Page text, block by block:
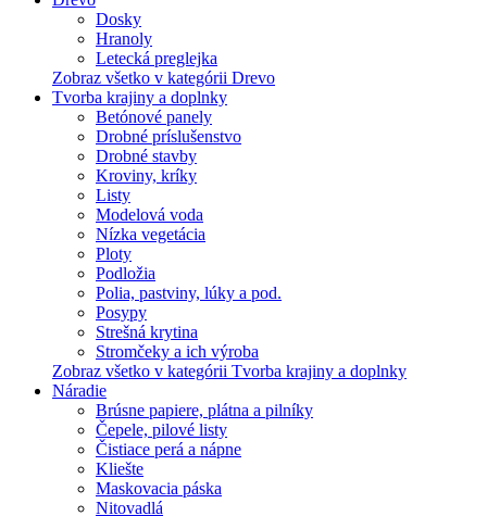
Dosky
Hranoly
Letecká preglejka
Zobraz všetko v kategórii Drevo
Tvorba krajiny a doplnky
Betónové panely
Drobné príslušenstvo
Drobné stavby
Kroviny, kríky
Listy
Modelová voda
Nízka vegetácia
Ploty
Podložia
Polia, pastviny, lúky a pod.
Posypy
Strešná krytina
Stromčeky a ich výroba
Zobraz všetko v kategórii Tvorba krajiny a doplnky
Náradie
Brúsne papiere, plátna a pilníky
Čepele, pilové listy
Čistiace perá a nápne
Kliešte
Maskovacia páska
Nitovadlá